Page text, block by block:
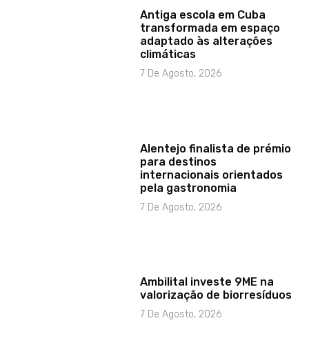
Antiga escola em Cuba
transformada em espaço
adaptado às alterações
climáticas
7 De Agosto, 2026
Alentejo finalista de prémio
para destinos
internacionais orientados
pela gastronomia
7 De Agosto, 2026
Ambilital investe 9ME na
valorização de biorresíduos
7 De Agosto, 2026